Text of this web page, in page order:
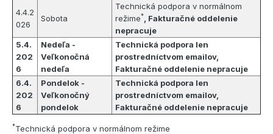
4.4.2
026
Sobota
Technická podpora v normálnom
režime*
, Fakturačné oddelenie
nepracuje
5.4.
202
6
Nedeľa -
Veľkonočná
nedeľa
Technická podpora len
prostredníctvom emailov,
Fakturačné oddelenie nepracuje
6.4.
202
6
Pondelok -
Veľkonočný
pondelok
Technická podpora len
prostredníctvom emailov,
Fakturačné oddelenie nepracuje
*Technická podpora v normálnom režime